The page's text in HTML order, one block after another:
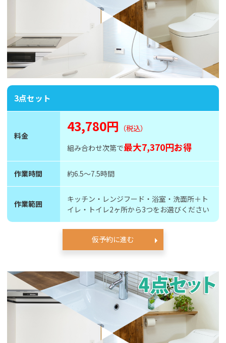
3点セット
料金
43,780円 （税込）
組み合わせ次第で最大7,370円お得
作業時間 約6.5〜7.5時間
作業範囲
キッチン・レンジフード・浴室・洗面所＋ト
イレ・トイレ2ヶ所から3つをお選びください
仮予約に進む